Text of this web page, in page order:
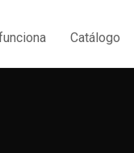
Catálogo